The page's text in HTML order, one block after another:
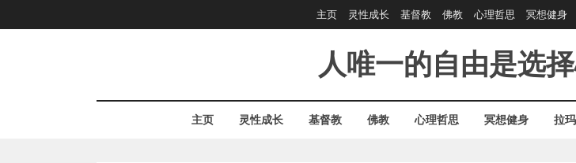
to
主页 灵性成长 基督教 佛教 心理哲思 冥想健身
人唯一的自由是选
主页 灵性成长 基督教 佛教 心理哲思 冥想健身 拉